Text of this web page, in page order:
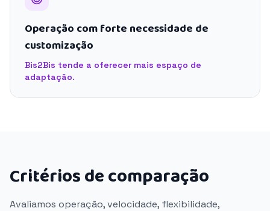
Operação com forte necessidade de
customização
Bis2Bis tende a oferecer mais espaço de
adaptação.
Critérios de comparação
Avaliamos operação, velocidade, flexibilidade,